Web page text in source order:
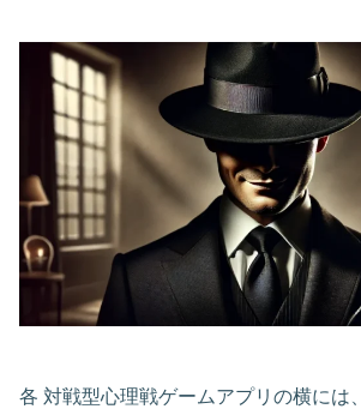
各 対戦型心理戦ゲームアプリの横には、